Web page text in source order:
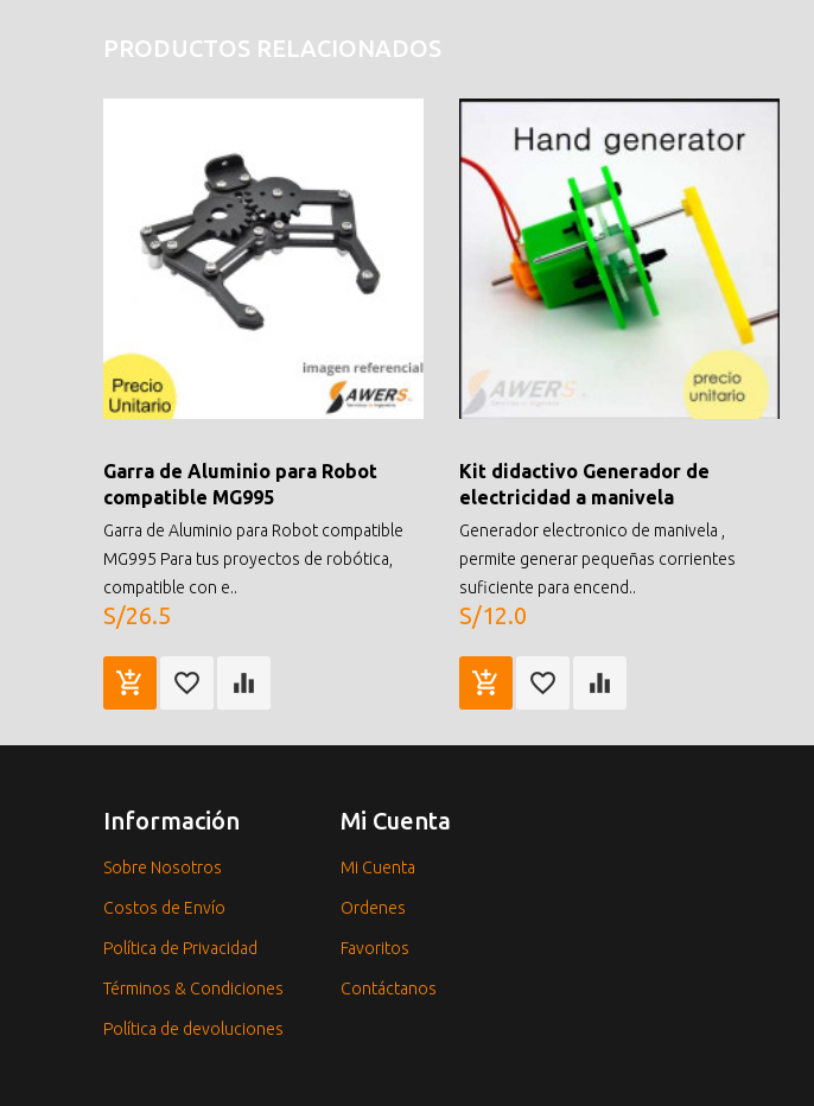
PRODUCTOS RELACIONADOS
Garra de Aluminio para Robot
compatible MG995
Garra de Aluminio para Robot compatible
MG995 Para tus proyectos de robótica,
compatible con e..
S/26.5
Kit didactivo Generador de
electricidad a manivela
Generador electronico de manivela ,
permite generar pequeñas corrientes
suficiente para encend..
S/12.0
Información
Sobre Nosotros
Costos de Envío
Política de Privacidad
Términos & Condiciones
Política de devoluciones
Mi Cuenta
Mi Cuenta
Ordenes
Favoritos
Contáctanos